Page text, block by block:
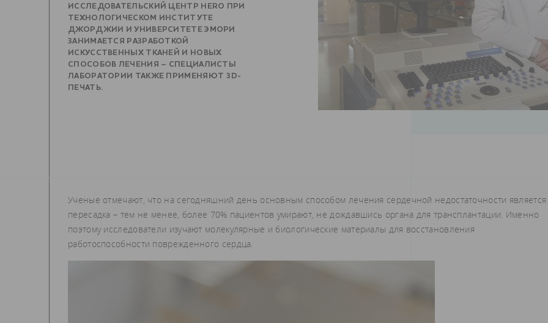
ИССЛЕДОВАТЕЛЬСКИЙ ЦЕНТР HERO ПРИ
ТЕХНОЛОГИЧЕСКОМ ИНСТИТУТЕ
ДЖОРДЖИИ И УНИВЕРСИТЕТЕ ЭМОРИ
ЗАНИМАЕТСЯ РАЗРАБОТКОЙ
ИСКУССТВЕННЫХ ТКАНЕЙ И НОВЫХ
СПОСОБОВ ЛЕЧЕНИЯ – СПЕЦИАЛИСТЫ
ЛАБОРАТОРИИ ТАКЖЕ ПРИМЕНЯЮТ 3D-
ПЕЧАТЬ.
Ученые отмечают, что на сегодняшний день основным способом лечения сердечной недостаточности является
пересадка – тем не менее, более 70% пациентов умирают, не дождавшись органа для трансплантации. Именно
поэтому исследователи изучают молекулярные и биологические материалы для восстановления
работоспособности поврежденного сердца.